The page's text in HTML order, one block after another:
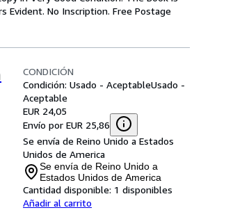
Evident. No Inscription. Free Postage
CONDICIÓN
Condición: Usado - AceptableUsado -
Aceptable
EUR 24,05
Envío por EUR 25,86
Se envía de Reino Unido a Estados
Unidos de America
Se envía de Reino Unido a
Estados Unidos de America
Cantidad disponible: 1 disponibles
Añadir al carrito